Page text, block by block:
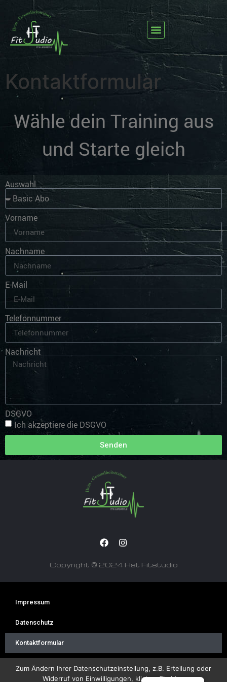
Kontaktformular
Wähle dein Training aus
und Starte gleich
Auswahl
Vorname
Nachname
E-Mail
Telefonnummer
Nachricht
DSGVO
Ich akzeptiere die DSGVO
Senden
Copyright © 2024 Hst Fitstudio
Impressum
Datenschutz
Kontaktformular
Zum Ändern Ihrer Datenschutzeinstellung, z.B. Erteilung oder
Widerruf von Einwilligungen, klicken Sie hier: